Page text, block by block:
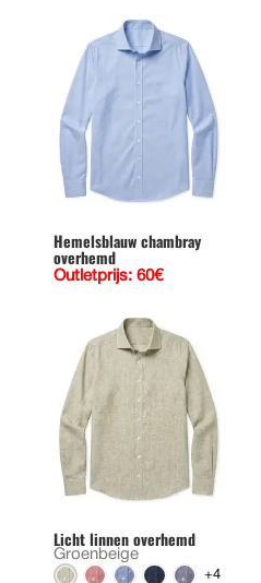
Hemelsblauw chambray
overhemd
Outletprijs: 60€
Licht linnen overhemd
Groenbeige
+4